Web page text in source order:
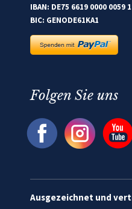
IBAN: DE75 6619 0000 0059
BIC: GENODE61KA1
Folgen Sie uns
Ausgezeichnet und